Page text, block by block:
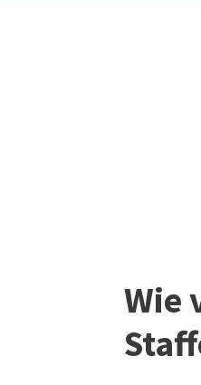
Wie